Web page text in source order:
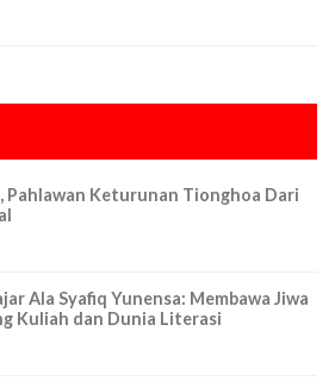
Pahlawan Keturunan Tionghoa Dari
Ala Syafiq Yunensa: Membawa Jiwa
Kuliah dan Dunia Literasi